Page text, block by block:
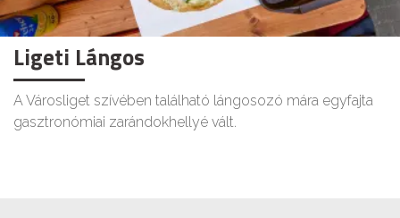
Ligeti Lángos
A Városliget szívében található lángosozó mára egyfajta
gasztronómiai zarándokhellyé vált.